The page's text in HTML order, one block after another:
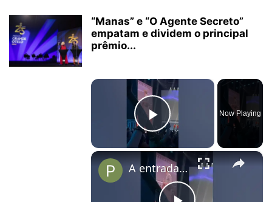
“Manas” e “O Agente Secreto”
empatam e dividem o principal
prêmio...
×
Play Video
Now Playing
×
A entrada TRIUNFAL do elenco de PERCY JACKSON no Palco Thunder da #ccxp25.